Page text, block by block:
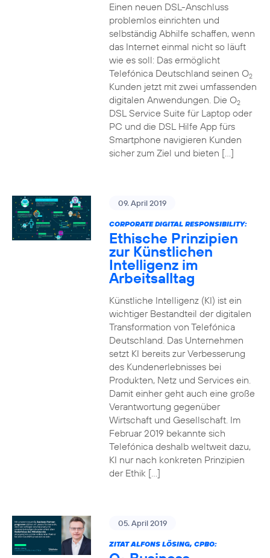
Einen neuen DSL-Anschluss
problemlos einrichten und
selbständig Abhilfe schaffen, wenn
das Internet einmal nicht so läuft
wie es soll: Das ermöglicht
Telefónica Deutschland seinen O2
Kunden jetzt mit zwei umfassenden
digitalen Anwendungen. Die O2
DSL Service Suite für Laptop oder
PC und die DSL Hilfe App fürs
Smartphone navigieren Kunden
sicher zum Ziel und bieten […]
09. April 2019
CORPORATE DIGITAL RESPONSIBILITY:
Ethische Prinzipien
zur Künstlichen
Intelligenz im
Arbeitsalltag
Künstliche Intelligenz (KI) ist ein
wichtiger Bestandteil der digitalen
Transformation von Telefónica
Deutschland. Das Unternehmen
setzt KI bereits zur Verbesserung
des Kundenerlebnisses bei
Produkten, Netz und Services ein.
Damit einher geht auch eine große
Verantwortung gegenüber
Wirtschaft und Gesellschaft. Im
Februar 2019 bekannte sich
Telefónica deshalb weltweit dazu,
KI nur nach konkreten Prinzipien
der Ethik […]
05. April 2019
ZITAT ALFONS LÖSING, CPBO: